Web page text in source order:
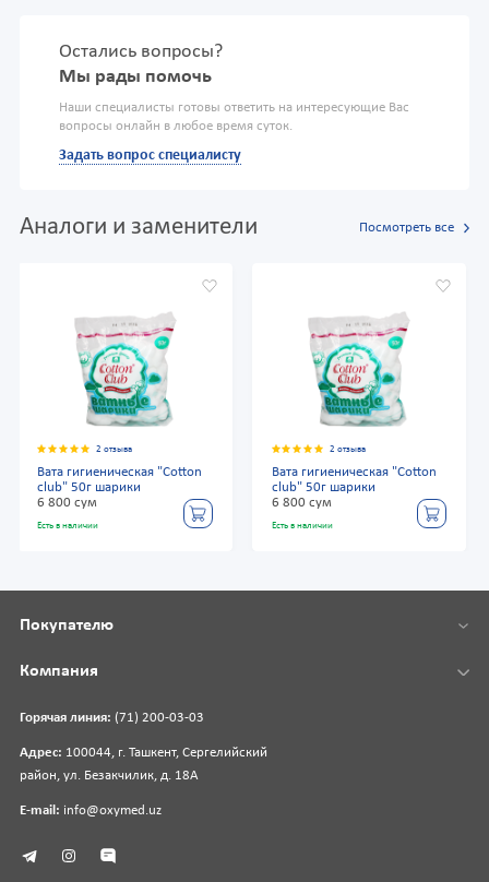
Остались вопросы?
Мы рады помочь
Наши специалисты готовы ответить на интересующие Вас
вопросы онлайн в любое время суток.
Задать вопрос специалисту
Аналоги и заменители Посмотреть все
2 отзыва
Вата гигиеническая "Cotton
club" 50г шарики
6 800 сум
Есть в наличии
2 отзыва
Вата гигиеническая "Cotton
club" 50г шарики
6 800 сум
Есть в наличии
Горячая линия: (71) 200-03-03
Адрес: 100044, г. Ташкент, Сергелийский
район, ул. Безакчилик, д. 18А
E-mail: info@oxymed.uz
Покупателю
Компания